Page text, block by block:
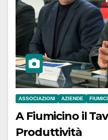
ASSOCIAZIONI AZIENDE
A Fiumicino il
Produttività